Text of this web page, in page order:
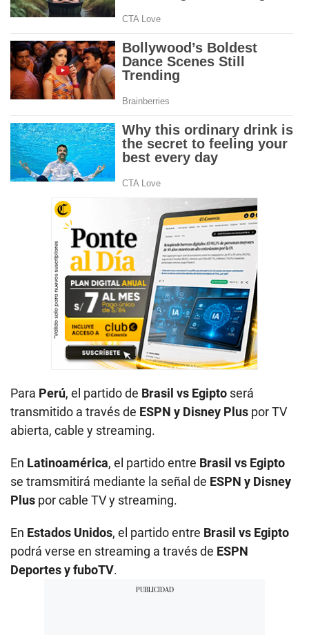
Para Perú, el partido de Brasil vs Egipto será
transmitido a través de ESPN y Disney Plus por TV
abierta, cable y streaming.
En Latinoamérica, el partido entre Brasil vs Egipto
se tramsmitirá mediante la señal de ESPN y Disney
Plus por cable TV y streaming.
En Estados Unidos, el partido entre Brasil vs Egipto
podrá verse en streaming a través de ESPN
Deportes y fuboTV.